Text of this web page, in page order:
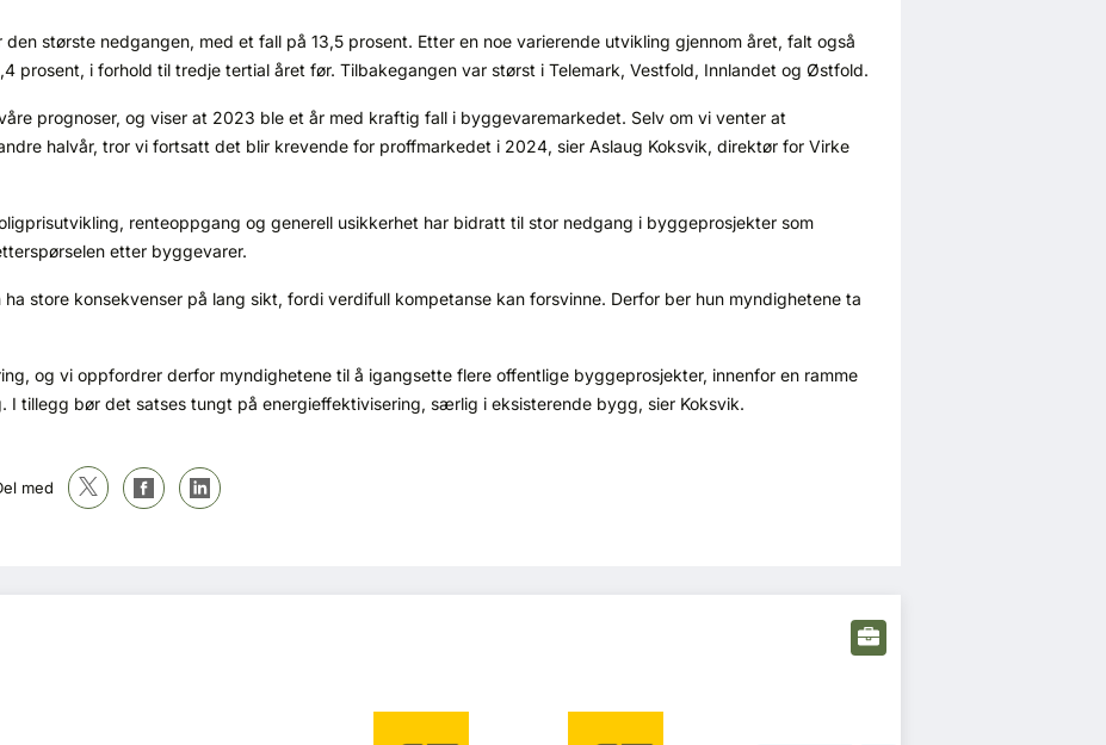
største nedgangen, med et fall på 13,5 prosent. Etter en noe varierende utvikling gjennom året, falt også
prosent, i forhold til tredje tertial året før. Tilbakegangen var størst i Telemark, Vestfold, Innlandet og Østfold.
prognoser, og viser at 2023 ble et år med kraftig fall i byggevaremarkedet. Selv om vi venter at
halvår, tror vi fortsatt det blir krevende for proffmarkedet i 2024, sier Aslaug Koksvik, direktør for Virke
renteoppgang og generell usikkerhet har bidratt til stor nedgang i byggeprosjekter som
etter byggevarer.
store konsekvenser på lang sikt, fordi verdifull kompetanse kan forsvinne. Derfor ber hun myndighetene ta
og vi oppfordrer derfor myndighetene til å igangsette flere offentlige byggeprosjekter, innenfor en ramme
I tillegg bør det satses tungt på energieffektivisering, særlig i eksisterende bygg, sier Koksvik.
med